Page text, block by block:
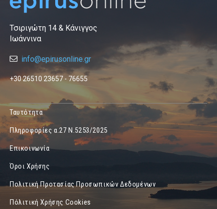
Τσιριγώτη 14 & Κάνιγγος
Ιωάννινα
info@epirusonline.gr
+30 26510 23657 - 76655
Ταυτότητα
Πληροφορίες α.27 Ν.5253/2025
Επικοινωνία
Όροι Χρήσης
Πολιτική Προτασίας Προσωπικών Δεδομένων
Πόλιτική Χρήσης Cookies